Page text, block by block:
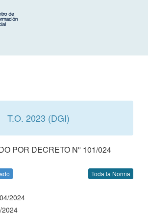
T.O. 2023 (DGI)
POR DECRETO Nº 101/024
Toda la Norma
2024
2024